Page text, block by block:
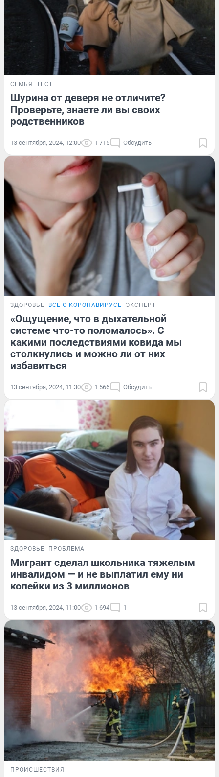
СЕМЬЯ ТЕСТ
Шурина от деверя не отличите?
Проверьте, знаете ли вы своих
родственников
13 сентября, 2024, 12:00 1 715 Обсудить
ЗДОРОВЬЕ ВСЁ О КОРОНАВИРУСЕ ЭКСПЕРТ
«Ощущение, что в дыхательной
системе что-то поломалось». С
какими последствиями ковида мы
столкнулись и можно ли от них
избавиться
13 сентября, 2024, 11:30 1 566 Обсудить
ЗДОРОВЬЕ ПРОБЛЕМА
Мигрант сделал школьника тяжелым
инвалидом — и не выплатил ему ни
копейки из 3 миллионов
13 сентября, 2024, 11:00 1 694 1
ПРОИСШЕСТВИЯ